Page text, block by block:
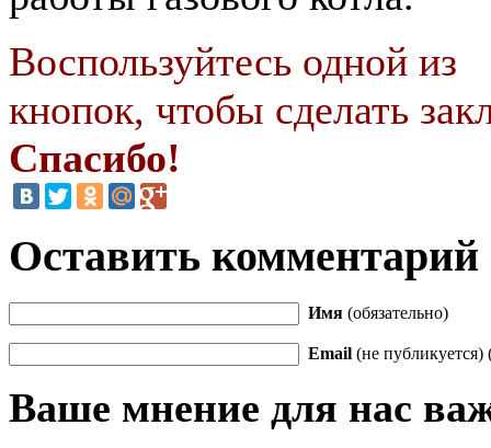
Воспользуйтесь одной из
кнопок, чтобы сделать
Спасибо!
Оставить комментарий
Имя (обязательно)
Email (не публикуется)
Ваше мнение для нас